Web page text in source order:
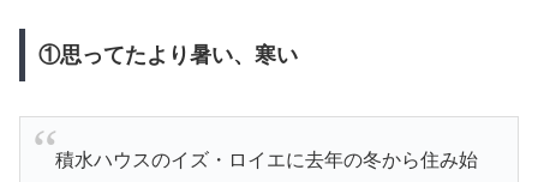
①思ってたより暑い、寒い
積水ハウスのイズ・ロイエに去年の冬から住み始